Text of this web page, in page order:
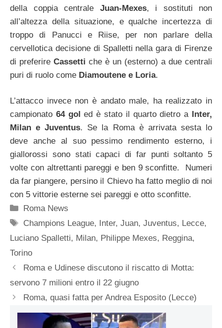
della coppia centrale Juan-Mexes, i sostituti non
all’altezza della situazione, e qualche incertezza di
troppo di Panucci e Riise, per non parlare della
cervellotica decisione di Spalletti nella gara di Firenze
di preferire Cassetti che è un (esterno) a due centrali
puri di ruolo come Diamoutene e Loria.
L’attacco invece non è andato male, ha realizzato in
campionato 64 gol ed è stato il quarto dietro aInter,
Milan e Juventus. Se la Roma è arrivata sesta lo
deve anche al suo pessimo rendimento esterno, i
giallorossi sono stati capaci di far punti soltanto 5
volte con altrettanti pareggi e ben 9 sconfitte. Numeri
da far piangere, persino il Chievo ha fatto meglio di noi
con 5 vittorie esterne sei pareggi e otto sconfitte.
Categorie
Roma News
Tag
Champions League, Inter,Juan,Juventus, Lecce,
Luciano Spalletti, Milan, Philippe Mexes, Reggina,
Torino
Roma e Udinese discutono il riscatto di Motta:
servono 7 milioni entro il 22 giugno
Roma, quasi fatta per Andrea Esposito (Lecce)